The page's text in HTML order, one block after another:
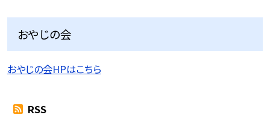
おやじの会
おやじの会HPはこちら
RSS